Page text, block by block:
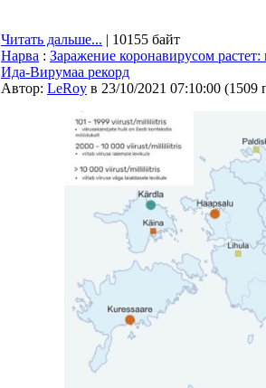
Читать дальше... | 10155 байт
Нарва : Заражение коронавирусом
Ида-Вирумаа рекорд
Автор: LeRoy в 23/10/2021 07:10:00 (1509